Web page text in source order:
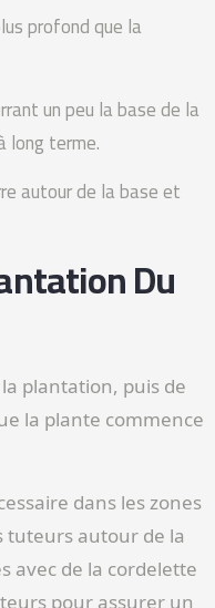
profond que la
un peu la base de la
long terme.
autour de la base et
Du
plantation, puis de
la plante commence
dans les zones
tuteurs autour de la
avec de la cordelette
pour assurer un